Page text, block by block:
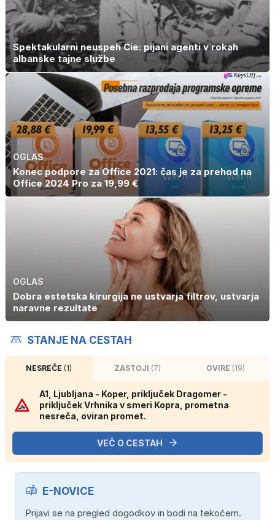
Spektakularni neuspeh Cie: pijani agenti v rokah
albanske tajne službe
OGLAS
Konec podpore za Office 2021: čas je za prehod na
Office 2024 Pro za 19,99 €
OGLAS
Dobra estetska kirurgija ne ustvarja filtrov, ustvarja
naravne rezultate
STANJE NA CESTAH
NESREČE(1) ZASTOJI (7) OVIRE (19)
A1, Ljubljana - Koper, priključek Dragomer -
priključek Vrhnika v smeri Kopra, prometna
nesreča, oviran promet.
VEČ O CESTAH
E-NOVICE
Prijavi se na pregled dogodkov in bodi na tekočem.